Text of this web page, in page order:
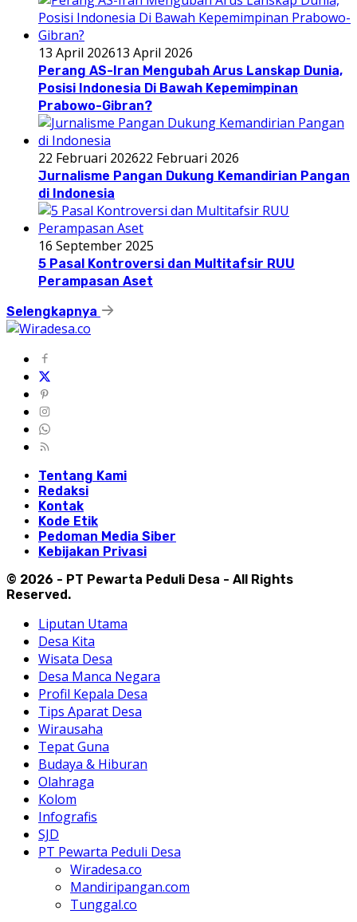
13 April 202613 April 2026
Perang AS-Iran Mengubah Arus Lanskap Dunia,
Posisi Indonesia Di Bawah Kepemimpinan
Prabowo-Gibran?
22 Februari 202622 Februari 2026
Jurnalisme Pangan Dukung Kemandirian Pangan
di Indonesia
16 September 2025
5 Pasal Kontroversi dan Multitafsir RUU
Perampasan Aset
Selengkapnya
Tentang Kami
Redaksi
Kontak
Kode Etik
Pedoman Media Siber
Kebijakan Privasi
© 2026 - PT Pewarta Peduli Desa - All Rights
Reserved.
Liputan Utama
Desa Kita
Wisata Desa
Desa Manca Negara
Profil Kepala Desa
Tips Aparat Desa
Wirausaha
Tepat Guna
Budaya & Hiburan
Olahraga
Kolom
Infografis
SJD
PT Pewarta Peduli Desa
Wiradesa.co
Mandiripangan.com
Tunggal.co